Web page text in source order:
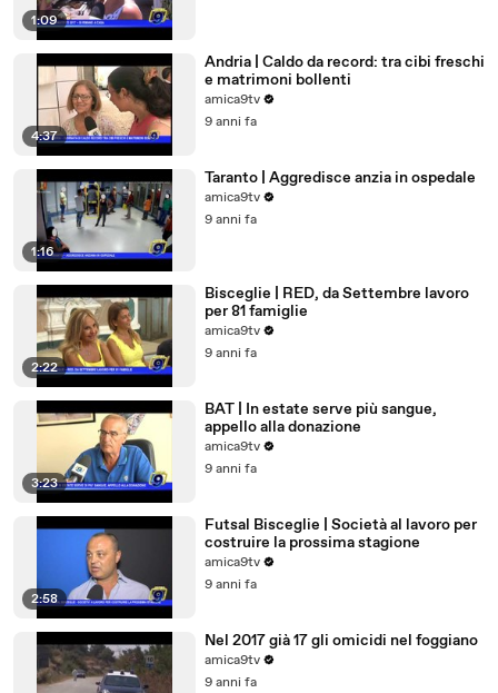
1:09
4:37
Andria | Caldo da record: tra cibi freschi
e matrimoni bollenti
amica9tv
9 anni fa
1:16
Taranto | Aggredisce anzia in ospedale
amica9tv
9 anni fa
2:22
Bisceglie | RED, da Settembre lavoro
per 81 famiglie
amica9tv
9 anni fa
3:23
BAT | In estate serve più sangue,
appello alla donazione
amica9tv
9 anni fa
2:58
Futsal Bisceglie | Società al lavoro per
costruire la prossima stagione
amica9tv
9 anni fa
Nel 2017 già 17 gli omicidi nel foggiano
amica9tv
9 anni fa